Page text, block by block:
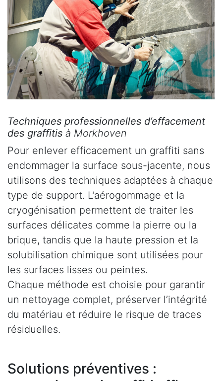
Techniques professionnelles d’effacement
des graffitis à Morkhoven
Pour enlever efficacement un graffiti sans
endommager la surface sous-jacente, nous
utilisons des techniques adaptées à chaque
type de support. L’aérogommage et la
cryogénisation permettent de traiter les
surfaces délicates comme la pierre ou la
brique, tandis que la haute pression et la
solubilisation chimique sont utilisées pour
les surfaces lisses ou peintes.
Chaque méthode est choisie pour garantir
un nettoyage complet, préserver l’intégrité
du matériau et réduire le risque de traces
résiduelles.
Solutions préventives :